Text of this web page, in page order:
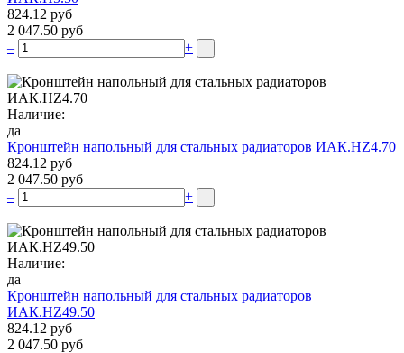
824.12 руб
2 047.50 руб
–
+
Наличие:
да
Кронштейн напольный для стальных радиаторов ИАК.НZ4.70
824.12 руб
2 047.50 руб
–
+
Наличие:
да
Кронштейн напольный для стальных радиаторов
ИАК.НZ49.50
824.12 руб
2 047.50 руб